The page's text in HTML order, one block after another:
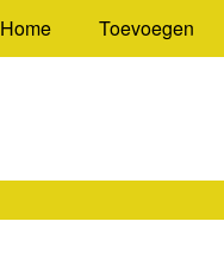
Home Toevoegen